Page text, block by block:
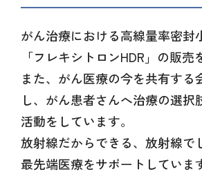
がん治療における高線量率密封
「フレキシトロンHDR」の販売
また、がん医療の今を共有する
し、がん患者さんへ治療の選択
活動をしています。
放射線だからできる、放射線で
最先端医療をサポートしていま